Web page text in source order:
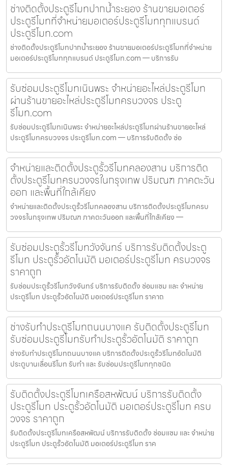
ช่างติดตั้งประตูรีโมทปากน้ำระยอง ร้านขายมอเตอร์
ประตูรีโมทที่จำหน่ายมอเตอร์ประตูรีโมททุกแบรนด์
ประตูรีโมท.com
ช่างติดตั้งประตูรีโมทปากน้ำระยอง ร้านขายมอเตอร์ประตูรีโมทที่จำหน่าย
มอเตอร์ประตูรีโมททุกแบรนด์ ประตูรีโมท.com — บริการรับ
รับซ่อมประตูรีโมทเนินพระ จำหน่ายอะไหล่ประตูรีโมท
ผ่านร้านขายอะไหล่ประตูรีโมทครบวงจร ประตู
รีโมท.com
รับซ่อมประตูรีโมทเนินพระ จำหน่ายอะไหล่ประตูรีโมทผ่านร้านขายอะไหล่
ประตูรีโมทครบวงจร ประตูรีโมท.com — บริการรับติดตั้ง ซ่อ
จำหน่ายและติดตั้งประตูรั้วรีโมทคลองสาน บริการติด
ตั้งประตูรีโมทครบวงจรในกรุงเทพ ปริมณฑ ภาคตะวัน
ออก และพื้นที่ใกล้เคียง
จำหน่ายและติดตั้งประตูรั้วรีโมทคลองสาน บริการติดตั้งประตูรีโมทครบ
วงจรในกรุงเทพ ปริมณฑ ภาคตะวันออก และพื้นที่ใกล้เคียง —
รับซ่อมประตูรั้วรีโมทวังจันทร์ บริการรับติดตั้งประตู
รีโมท ประตูรั้วอัตโนมัติ มอเตอร์ประตูรีโมท ครบวงจร
ราคาถูก
รับซ่อมประตูรั้วรีโมทวังจันทร์ บริการรับติดตั้ง ซ่อมแซม และ จำหน่าย
ประตูรีโมท ประตูรั้วอัตโนมัติ มอเตอร์ประตูรีโมท ราคาถ
ช่างรับทำประตูรีโมทถนนบางแค รับติดตั้งประตูรีโมท
รับซ่อมประตูรีโมทรับทำประตูรั้วอัตโนมัติ ราคาถูก
ช่างรับทำประตูรีโมทถนนบางแค บริการติดตั้งประตูรั้วรีโมทอัตโนมัติ
ประตูบานเลื่อนรีโมท รับทำ และ รับซ่อมประตูรีโมททุกชนิด
รับติดตั้งประตูรีโมทเครือสหพัฒน์ บริการรับติดตั้ง
ประตูรีโมท ประตูรั้วอัตโนมัติ มอเตอร์ประตูรีโมท ครบ
วงจร ราคาถูก
รับติดตั้งประตูรีโมทเครือสหพัฒน์ บริการรับติดตั้ง ซ่อมแซม และ จำหน่าย
ประตูรีโมท ประตูรั้วอัตโนมัติ มอเตอร์ประตูรีโมท ราค